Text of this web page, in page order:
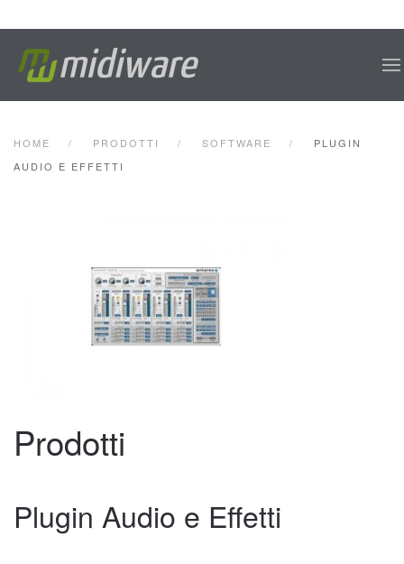
HOME PRODOTTI SOFTWARE
PLUGIN
AUDIO E EFFETTI
Prodotti
Plugin Audio e Effetti